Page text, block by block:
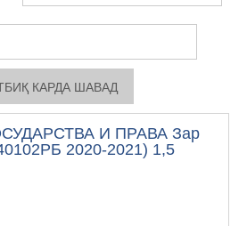
И ПРАВА Зар
2020-2021) 1,5